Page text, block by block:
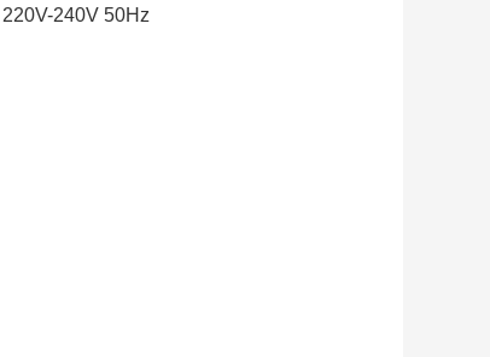
240V 50Hz